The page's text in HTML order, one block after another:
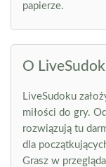
papierze.
O
LiveSudoku
miłości do gry.
rozwiązują tu
dla
Grasz w